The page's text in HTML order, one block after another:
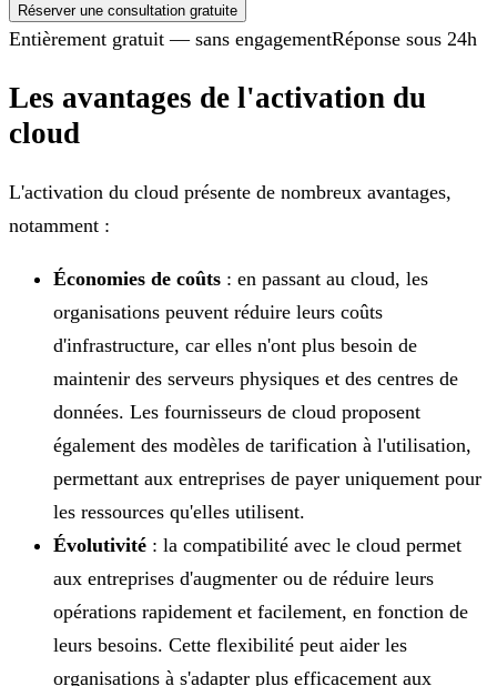
Réserver une consultation gratuite
Entièrement gratuit — sans engagementRéponse sous 24h
Les avantages de l'activation du
cloud
L'activation du cloud présente de nombreux avantages,
notamment :
Économies de coûts : en passant au cloud, les
organisations peuvent réduire leurs coûts
d'infrastructure, car elles n'ont plus besoin de
maintenir des serveurs physiques et des centres de
données. Les fournisseurs de cloud proposent
également des modèles de tarification à l'utilisation,
permettant aux entreprises de payer uniquement pour
les ressources qu'elles utilisent.
Évolutivité : la compatibilité avec le cloud permet
aux entreprises d'augmenter ou de réduire leurs
opérations rapidement et facilement, en fonction de
leurs besoins. Cette flexibilité peut aider les
organisations à s'adapter plus efficacement aux